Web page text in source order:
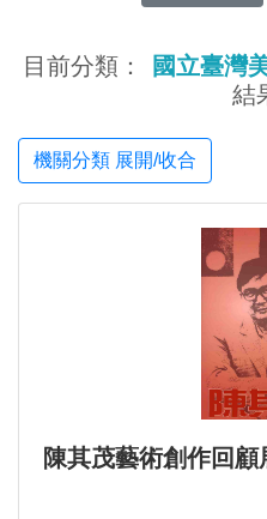
目前分類： 國立臺灣
結
機關分類 展開/收合
陳其茂藝術創作回顧